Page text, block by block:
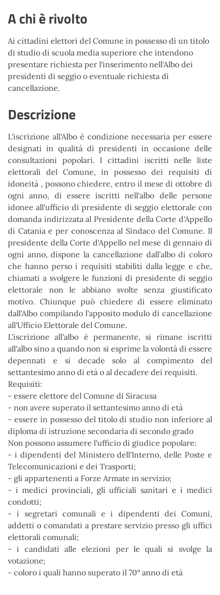
A chi è rivolto
Ai cittadini elettori del Comune in possesso di un titolo
di studio di scuola media superiore che intendono
presentare richiesta per l'inserimento nell'Albo dei
presidenti di seggio o eventuale richiesta di
cancellazione.
Descrizione
L'iscrizione all'Albo è condizione necessaria per essere
designati in qualità di presidenti in occasione delle
consultazioni popolari. I cittadini iscritti nelle liste
elettorali del Comune, in possesso dei requisiti di
idoneità , possono chiedere, entro il mese di ottobre di
ogni anno, di essere iscritti nell'albo delle persone
idonee all'ufficio di presidente di seggio elettorale con
domanda indirizzata al Presidente della Corte d'Appello
di Catania e per conoscenza al Sindaco del Comune. Il
presidente della Corte d'Appello nel mese di gennaio di
ogni anno, dispone la cancellazione dall'albo di coloro
che hanno perso i requisiti stabiliti dalla legge e che,
chiamati a svolgere le funzioni di presidente di seggio
elettorale non le abbiano svolte senza giustificato
motivo. Chiunque può chiedere di essere eliminato
dall'Albo compilando l'apposito modulo di cancellazione
all'Ufficio Elettorale del Comune.
L'iscrizione all'albo è permanente, si rimane iscritti
all'albo sino a quando non si esprime la volontà di essere
depennati e si decade solo al compimento del
settantesimo anno di età o al decadere dei requisiti.
Requisiti:
- essere elettore del Comune di Siracusa
- non avere superato il settantesimo anno di età
- essere in possesso del titolo di studio non inferiore al
diploma di istruzione secondaria di secondo grado
Non possono assumere l'ufficio di giudice popolare:
- i dipendenti del Ministero dell'Interno, delle Poste e
Telecomunicazioni e dei Trasporti;
- gli appartenenti a Forze Armate in servizio;
- i medici provinciali, gli ufficiali sanitari e i medici
condotti;
- i segretari comunali e i dipendenti dei Comuni,
addetti o comandati a prestare servizio presso gli uffici
elettorali comunali;
- i candidati alle elezioni per le quali si svolge la
votazione;
- coloro i quali hanno superato il 70° anno di età